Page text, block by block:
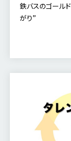
鉄バスのゴール
がり”